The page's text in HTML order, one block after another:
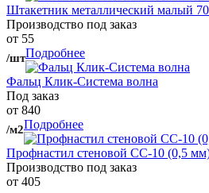
Штакетник металлический малый
Производство под заказ
от 55
/штПодробнее
Фальц Клик-Система волна
Под заказ
от 840
/м2Подробнее
Профнастил стеновой СС-10 (0,5
Производство под заказ
от 405